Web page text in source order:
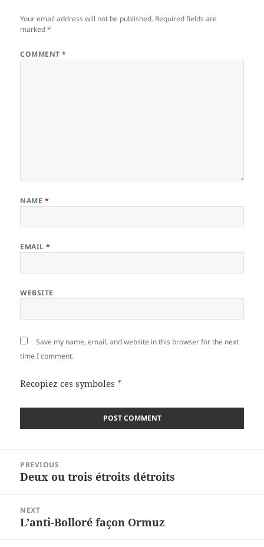
Your email address will not be published. Required fields are
marked*
COMMENT*
NAME *
EMAIL*
WEBSITE
Save my name, email, and website in this browser for the next
time I comment.
Recopiez ces symboles *
navigation
PREVIOUS
Previous
Deux ou trois étroits détroits
NEXT
Next
L’anti-Bolloré façon Ormuz